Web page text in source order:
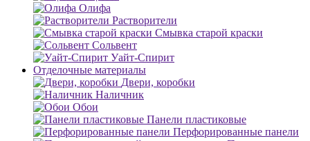
Олифа
Растворители
Смывка старой краски
Сольвент
Уайт-Спирит
Отделочные материалы
Двери, коробки
Наличник
Обои
Панели пластиковые
Перфорированные панели